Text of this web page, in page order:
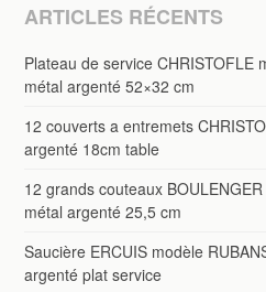
ARTICLES RÉCENTS
Plateau de service CHRISTOFLE
métal argenté 52×32 cm
12 couverts a entremets
argenté 18cm table
12 grands couteaux
métal argenté 25,5 cm
Saucière ERCUIS modèle
argenté plat service